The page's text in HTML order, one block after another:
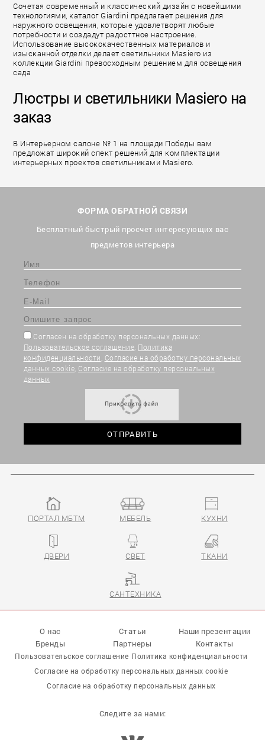
Сочетая современный и классический дизайн с новейшими
технологиями, каталог Giardini предлагает решения для
наружного освещения, которые удовлетворят любые
потребности и создадут радосттное настроение.
Использование высококачественных материалов и
изысканной отделки делает светильники Masiero из
коллекции Giardini превосходным решением для освещения
сада
Люстры и светильники Masiero на
заказ
В Интерьерном салоне № 1 на площади Победы вам
предложат широкий спект решений для комплектации
интерьерных проектов светильниками Masiero.
ФОРМА ОБРАТНОЙ СВЯЗИ
Бесплатный быстрый просчет интересующих вас
предметов интерьера
Согласен на обработку персональных данных:
Пользовательское соглашение Политика
конфиденциальности Согласие на обработку персональных
данных cookie Согласие на обработку персональных
данных
ПОРТАЛ МБТМ МЕБЕЛЬ КУХНИ
ДВЕРИ СВЕТ ТКАНИ
САНТЕХНИКА
О нас Статьи
Наши презентации
Бренды
Партнеры Контакты
Пользовательское соглашение Политика конфиденциальности
Согласие на обработку персональных данных cookie
Согласие на обработку персональных данных
Следите за нами: